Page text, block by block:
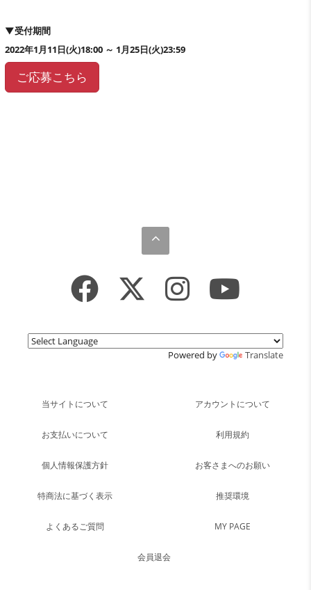
▼受付期間
2022年1月11日(火)18:00 ～ 1月25日(火)23:59
ご応募こちら
Powered by Translate
当サイトについて アカウントについて
お支払いについて 利用規約
個人情報保護方針 お客さまへのお願い
特商法に基づく表示 推奨環境
よくあるご質問 MY PAGE
会員退会